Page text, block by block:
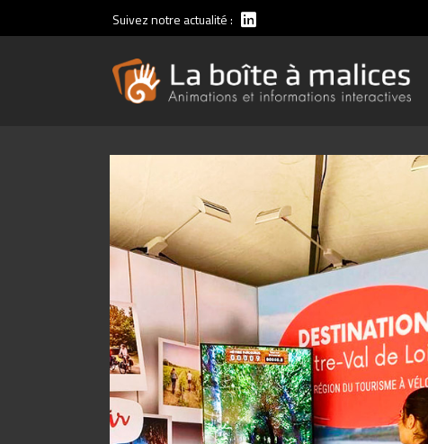
Suivez notre actualité :
Animations vélos
Animations running
Simgoal Football Edition
Simgoal Rugby Edition
Animations voile
Mov’Nect : la manette, c’est vous !